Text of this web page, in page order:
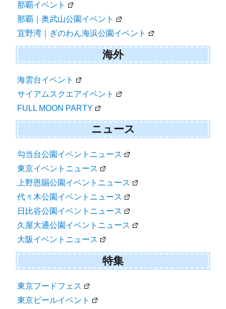
那覇イベント
那覇｜奥武山公園イベント
宜野湾｜ぎのわん海浜公園イベント
海外
海雲台イベント
サイアムスクエアイベント
FULL MOON PARTY
ニュース
勾当台公園イベントニュース
東京イベントニュース
上野恩賜公園イベントニュース
代々木公園イベントニュース
日比谷公園イベントニュース
久屋大通公園イベントニュース
大阪イベントニュース
特集
東京フードフェス
東京ビールイベント